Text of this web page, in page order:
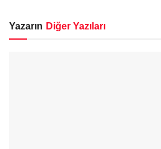
Yazarın Diğer Yazıları